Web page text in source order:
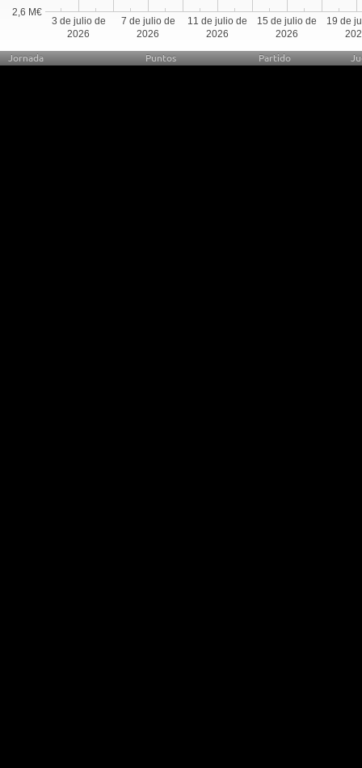
3 de julio de
2026
7 de julio de
2026
11 de julio de
2026
15 de julio de
2026
19 de
2,6 M€
Jornada Puntos Partido